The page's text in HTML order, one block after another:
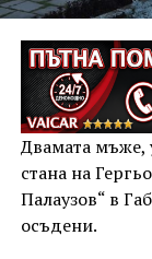
Двамата мъже,
стана на
Палаузов“ в
осъдени.